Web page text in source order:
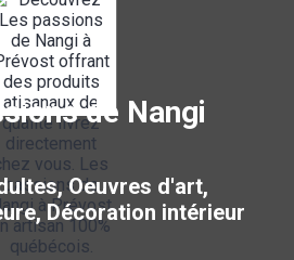
de Nangi
Oeuvres d'art,
Décoration intérieur